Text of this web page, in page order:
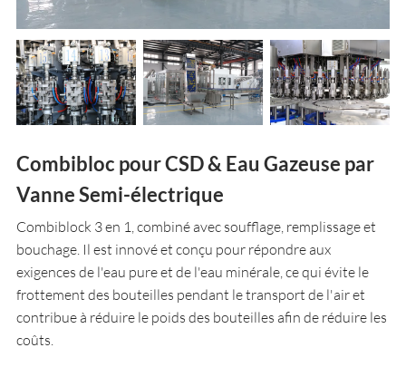
Combibloc pour CSD & Eau Gazeuse par
Vanne Semi-électrique
Combiblock 3 en 1, combiné avec soufflage, remplissage et
bouchage. Il est innové et conçu pour répondre aux
exigences de l'eau pure et de l'eau minérale, ce qui évite le
frottement des bouteilles pendant le transport de l'air et
contribue à réduire le poids des bouteilles afin de réduire les
coûts.